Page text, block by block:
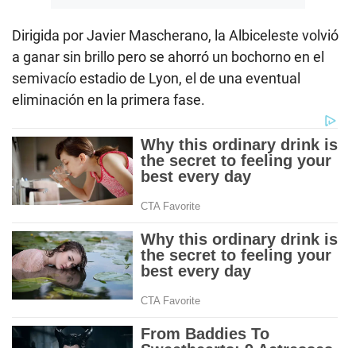
Dirigida por Javier Mascherano, la Albiceleste volvió
a ganar sin brillo pero se ahorró un bochorno en el
semivacío estadio de Lyon, el de una eventual
eliminación en la primera fase.